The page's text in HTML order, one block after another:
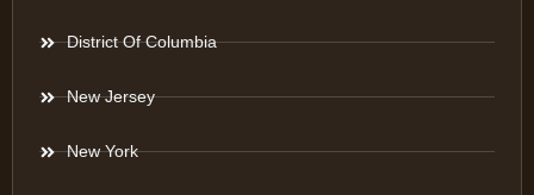
District Of Columbia
New Jersey
New York